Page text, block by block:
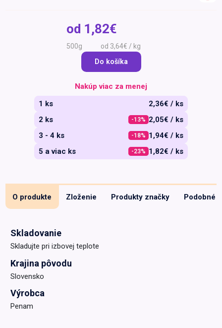
Darčekové
poukazy
Recepty
od 1,82€
500g od 3,64€ / kg
Do košíka
Nakúp viac za menej
1 ks
2,36€ / ks
2 ks
-13% 2,05€ / ks
3 - 4 ks
-18% 1,94€ / ks
5 a viac ks
-23% 1,82€ / ks
O produkte Zloženie Produkty značky Podobné
Skladovanie
Skladujte pri izbovej teplote
Krajina pôvodu
Slovensko
Výrobca
Penam